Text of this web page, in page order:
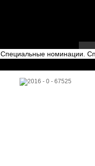
Специальные номинации.